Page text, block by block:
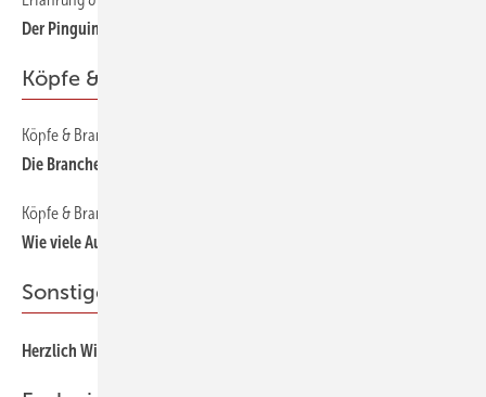
Der Pinguin bringt den Energiepass
Köpfe & Branche
Köpfe & Branche
Die Branche boomt
Köpfe & Branche
Wie viele Aussteller braucht Deutschland?
Sonstiges Thema
Herzlich Willkommen!